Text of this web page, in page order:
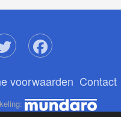
voorwaarden Contact